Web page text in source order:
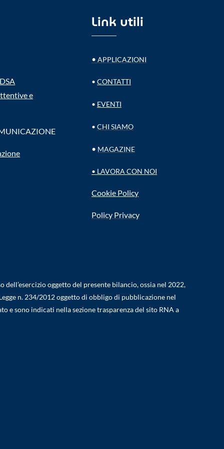
e
Link utili
•APPLICAZIONI
•CONTATTI
• EVENTI
•CHI SIAMO
• MAGAZINE
• LAVORA CON NOI
Cookie Policy
Policy Privacy
dell’esercizio oggetto del presente bilancio, ossia nel 2022,
n. 234/2012 oggetto di obbligo di pubblicazione nel
e sono indicati nella sezione trasparenza del sito RNA a